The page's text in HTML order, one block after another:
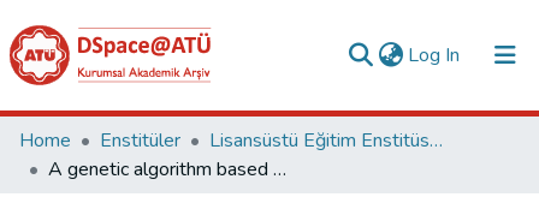
Log In (current)
Collections
All of DSpace
Home Enstitüler
Lisansüstü Eğitim Enstitüsü Tez Koleksiyonu
A genetic algorithm based solution approach for vehicle routing problem